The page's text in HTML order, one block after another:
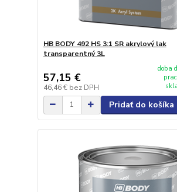
HB BODY 492 HS 3:1 SR akrylový lak
transparentný 3L
57,15 €
46,46 € bez DPH
doba
Pridať do košíka